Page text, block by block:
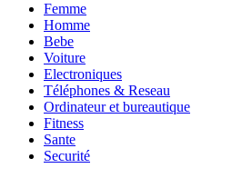
Femme
Homme
Bebe
Voiture
Electroniques
Téléphones & Reseau
Ordinateur et bureautique
Fitness
Sante
Securité